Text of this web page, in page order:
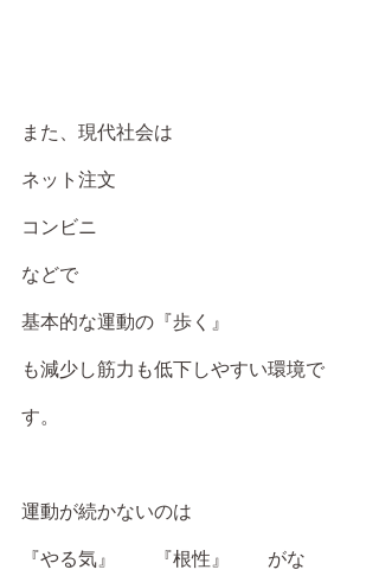
また、現代社会は
ネット注文
コンビニ
などで
基本的な運動の『歩く』
も減少し筋力も低下しやすい環境で
す。
運動が続かないのは
『やる気』　　『根性』　　がな